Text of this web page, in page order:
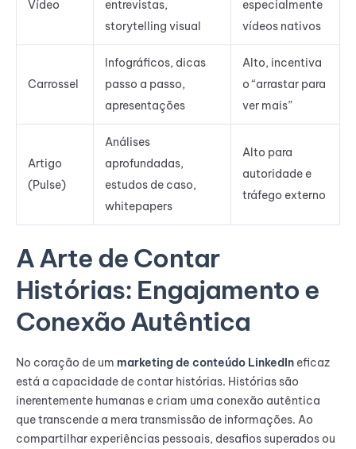
Vídeo
entrevistas,
storytelling visual
especialmente
vídeos nativos
Carrossel
Infográficos, dicas
passo a passo,
apresentações
Alto, incentiva
o “arrastar para
ver mais”
Artigo
(Pulse)
Análises
aprofundadas,
estudos de caso,
whitepapers
Alto para
autoridade e
tráfego externo
A Arte de Contar
Histórias: Engajamento e
Conexão Autêntica
No coração de um marketing de conteúdo LinkedIn eficaz
está a capacidade de contar histórias. Histórias são
inerentemente humanas e criam uma conexão autêntica
que transcende a mera transmissão de informações. Ao
compartilhar experiências pessoais, desafios superados ou